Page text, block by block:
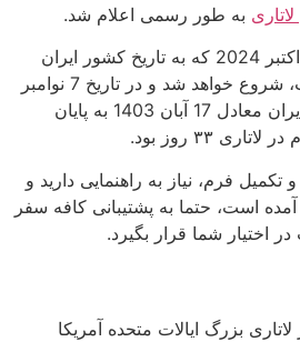
به طور رسمی اعلام شد.
زمان ثبت نام لاتاری از ۴ اکتبر 2024 که به تاریخ کشور ایران
معادل 12 مهر 1403 است، شروع خواهد شد و در تاریخ 7 نوامبر
2024 که به تاریخ کشور ایران معادل 17 آبان 1403 به پایان
۳۳ روز بود.
تکمیل فرم، نیاز به راهنمایی دارید و
است، حتما به پشتیبانی کافه سفر
در اختیار شما قرار بگیرد.
بزرگ ایالات متحده آمریکا